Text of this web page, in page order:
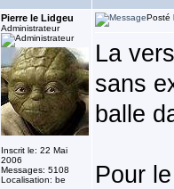
Pierre le Lidgeu
Administrateur
Inscrit le: 22 Mai
2006
Messages: 5108
Localisation: be
Posté
La
sans
balle
Pour